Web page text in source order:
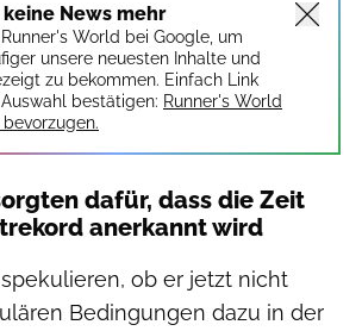
keine News mehr
Runner's World bei Google, um
unsere neuesten Inhalte und
zu bekommen. Einfach Link
bestätigen: Runner's World
dafür, dass die Zeit
anerkannt wird
ob er jetzt nicht
Bedingungen dazu in der